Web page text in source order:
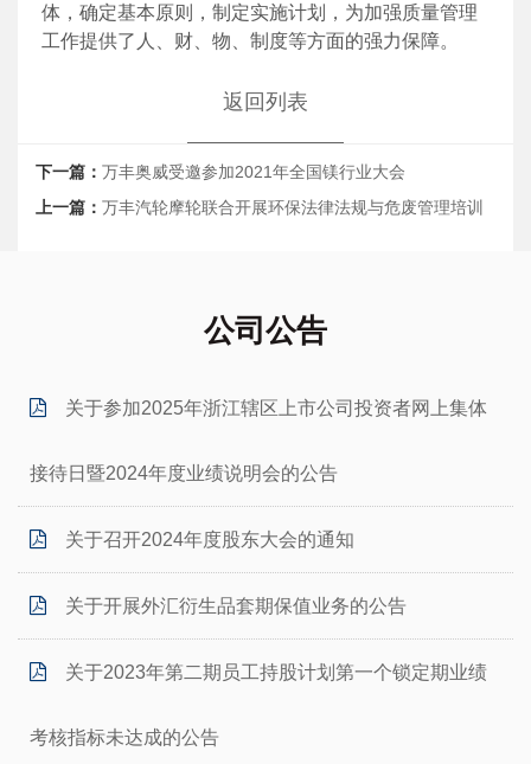
体，确定基本原则，制定实施计划，为加强质量管理
工作提供了人、财、物、制度等方面的强力保障。
返回列表
下一篇： 万丰奥威受邀参加2021年全国镁行业大会
上一篇： 万丰汽轮摩轮联合开展环保法律法规与危废管理培训
公司公告
关于参加2025年浙江辖区上市公司投资者网上集体
接待日暨2024年度业绩说明会的公告
关于召开2024年度股东大会的通知
关于开展外汇衍生品套期保值业务的公告
关于2023年第二期员工持股计划第一个锁定期业绩
考核指标未达成的公告